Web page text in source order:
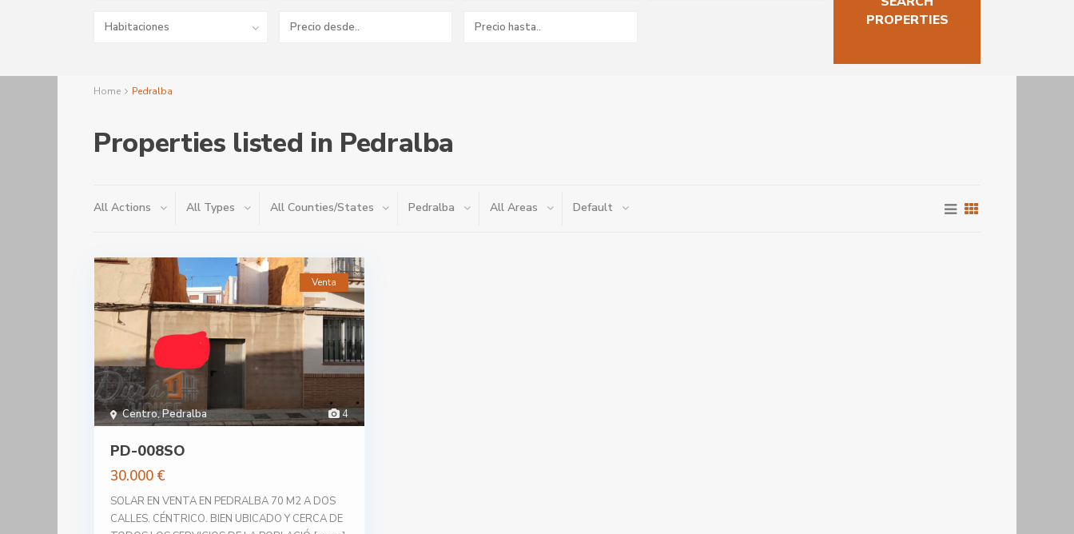
Habitaciones
Home Pedralba
Properties listed in Pedralba
All Actions All Types All Counties/States Pedralba All Areas Default
4
Centro,Pedralba
Venta
PD-008SO
30.000 €
SOLAR EN VENTA EN PEDRALBA 70 M2 A DOS
CALLES. CÉNTRICO. BIEN UBICADO Y CERCA DE